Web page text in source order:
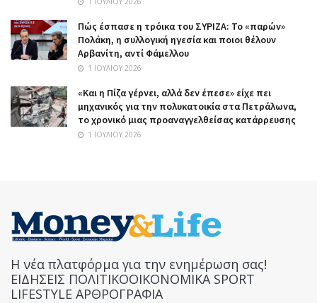
Πώς έσπασε η τρόικα του ΣΥΡΙΖΑ: Το «παρών»
Πολάκη, η συλλογική ηγεσία και ποιοι θέλουν
Αρβανίτη, αντί Φάμελλου
1 ΙΟΥΛΊΟΥ 2026
«Και η Πίζα γέρνει, αλλά δεν έπεσε» είχε πει
μηχανικός για την πολυκατοικία στα Πετράλωνα,
το χρονικό μιας προαναγγελθείσας κατάρρευσης
1 ΙΟΥΛΊΟΥ 2026
Η νέα πλατφόρμα για την ενημέρωση σας!
ΕΙΔΗΣΕΙΣ ΠΟΛΙΤΙΚΟΟΙΚΟΝΟΜΙΚΑ SPORT
LIFESTYLE ΑΡΘΡΟΓΡΑΦΙΑ